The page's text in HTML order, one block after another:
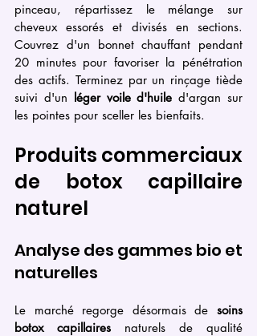
pinceau, répartissez le mélange sur
cheveux essorés et divisés en sections.
Couvrez d'un bonnet chauffant pendant
20 minutes pour favoriser la pénétration
des actifs. Terminez par un rinçage tiède
suivi d'un léger voile d'huile d'argan sur
les pointes pour sceller les bienfaits.
Produits commerciaux
de botox capillaire
naturel
Analyse des gammes bio et
naturelles
Le marché regorge désormais de soins
botox capillaires naturels de qualité